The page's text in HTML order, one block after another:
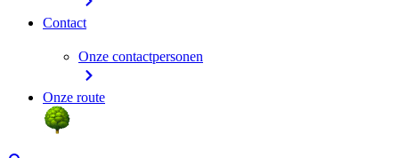
Contact
Onze contactpersonen
Onze route